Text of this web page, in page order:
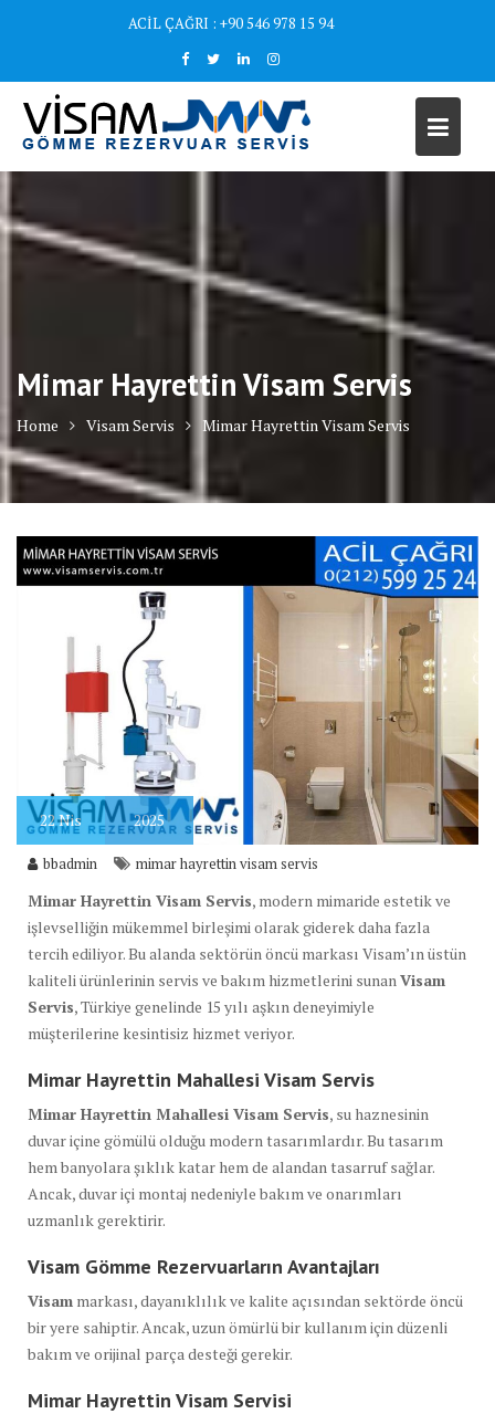
ACİL ÇAĞRI : +90 546 978 15 94
Mimar Hayrettin Visam Servis
Home Visam Servis Mimar Hayrettin Visam Servis
22Nis 2025
bbadmin mimar hayrettin visam servis
Mimar Hayrettin Visam Servis, modern mimaride estetik ve
işlevselliğin mükemmel birleşimi olarak giderek daha fazla
tercih ediliyor. Bu alanda sektörün öncü markası Visam’ın üstün
kaliteli ürünlerinin servis ve bakım hizmetlerini sunan Visam
Servis, Türkiye genelinde 15 yılı aşkın deneyimiyle
müşterilerine kesintisiz hizmet veriyor.
Mimar Hayrettin Mahallesi Visam Servis
Mimar Hayrettin Mahallesi Visam Servis, su haznesinin
duvar içine gömülü olduğu modern tasarımlardır. Bu tasarım
hem banyolara şıklık katar hem de alandan tasarruf sağlar.
Ancak, duvar içi montaj nedeniyle bakım ve onarımları
uzmanlık gerektirir.
Visam Gömme Rezervuarların Avantajları
Visam markası, dayanıklılık ve kalite açısından sektörde öncü
bir yere sahiptir. Ancak, uzun ömürlü bir kullanım için düzenli
bakım ve orijinal parça desteği gerekir.
Mimar Hayrettin Visam Servisi